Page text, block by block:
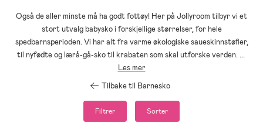
Også de aller minste må ha godt fottøy! Her på Jollyroom tilbyr vi et
stort utvalg babysko i forskjellige størrelser, for hele
spedbarnsperioden. Vi har alt fra varme økologiske saueskinnstøfler,
til nyfødte og lærå-gå-sko til krabaten som skal utforske verden....
Les mer
Tilbake til Barnesko
Filtrer Sorter